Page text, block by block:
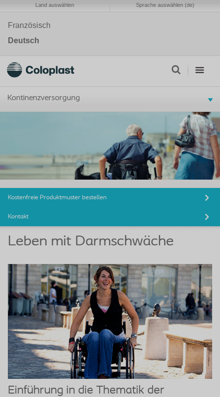
Land auswählen Sprache auswählen (de)
Französisch
Deutsch
Kontinenzversorgung
Kostenfreie Produktmuster bestellen
Kontakt
Leben mit Darmschwäche
Einführung in die Thematik der